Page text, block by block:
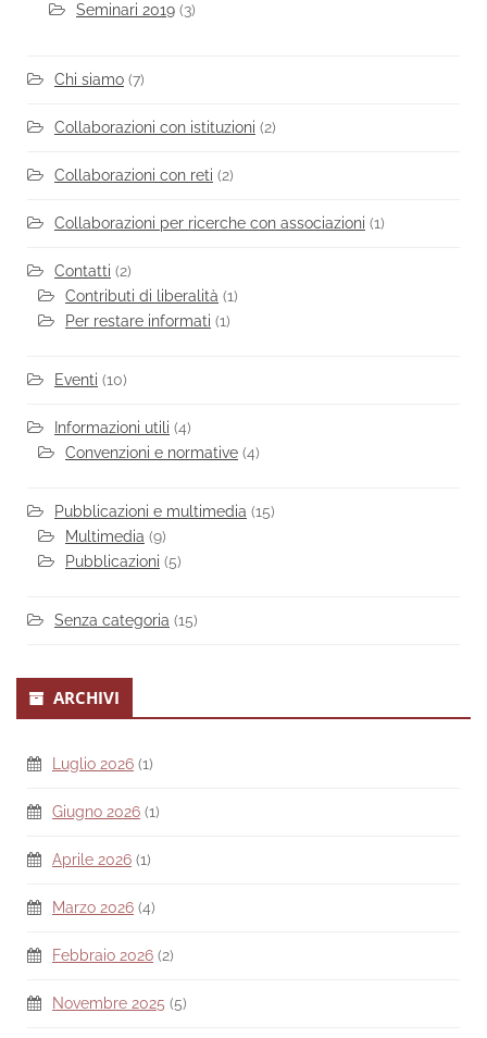
Seminari 2019 (3)
Chi siamo (7)
Collaborazioni con istituzioni (2)
Collaborazioni con reti (2)
Collaborazioni per ricerche con associazioni (1)
Contatti (2)
Contributi di liberalità (1)
Per restare informati (1)
Eventi (10)
Informazioni utili (4)
Convenzioni e normative (4)
Pubblicazioni e multimedia (15)
Multimedia (9)
Pubblicazioni (5)
Senza categoria (15)
ARCHIVI
Luglio 2026 (1)
Giugno 2026 (1)
Aprile 2026 (1)
Marzo 2026 (4)
Febbraio 2026 (2)
Novembre 2025 (5)